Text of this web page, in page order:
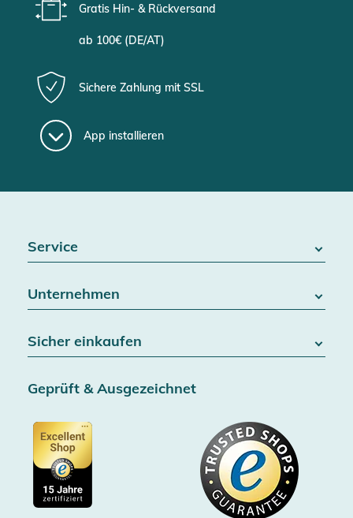
Gratis Hin- & Rückversand
ab 100€ (DE/AT)
Sichere Zahlung mit SSL
App installieren
Service
Batteriegesetz
Widerrufsrecht
Vertrag widerrufen
AGB & Kundeninformationen
Datenschutz
Cookie-Einstellungen
Unternehmen
Blog
Jobs
Gutscheine
Showroom Düsseldorf
Impressum
Sicher einkaufen
SSL-Verschlüsselung
Zertifiziert durch Trusted Shops
Käuferschutz bis 20000€
Gratis Versand ab 100€ Bestellwert (in DE/AT)
Kostenlose Rücksendung (aus DE/AT)
Geprüft & Ausgezeichnet